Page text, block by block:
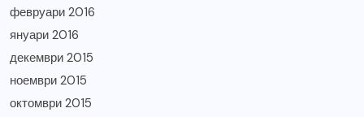
февруари 2016
януари 2016
декември 2015
ноември 2015
октомври 2015